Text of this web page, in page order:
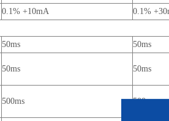
0.1% +10mA
0.1%
50ms
50ms
50ms 50ms
500ms 500ms